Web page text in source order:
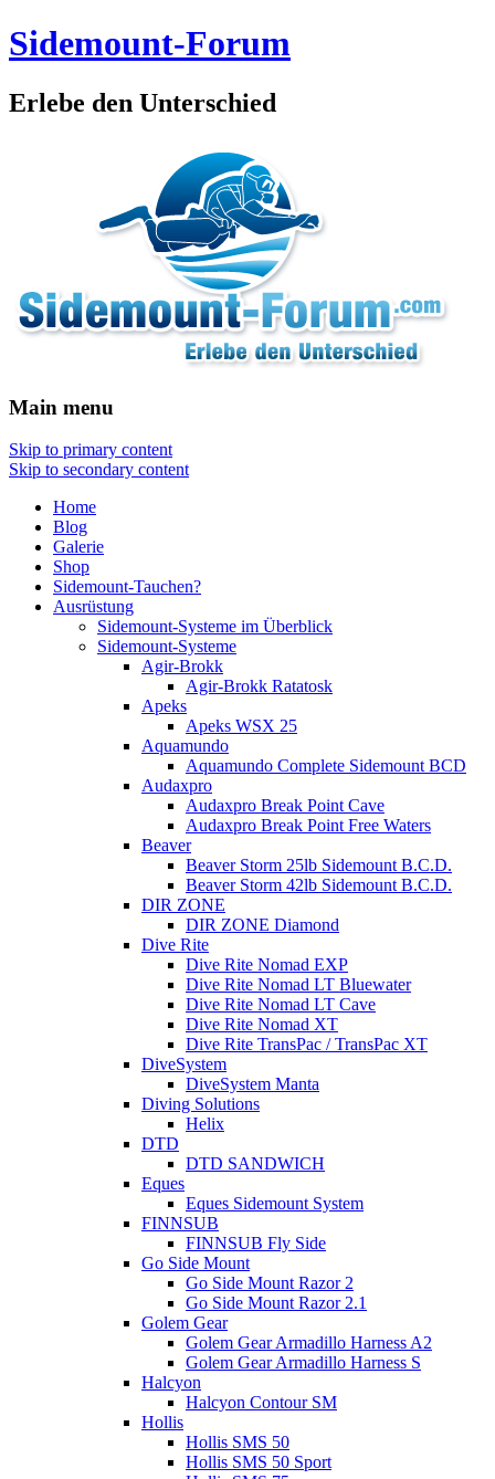
Sidemount-Forum
Erlebe den Unterschied
Main menu
Skip to primary content
Skip to secondary content
Home
Blog
Galerie
Shop
Sidemount-Tauchen?
Ausrüstung
Sidemount-Systeme im Überblick
Sidemount-Systeme
Agir-Brokk
Agir-Brokk Ratatosk
Apeks
Apeks WSX 25
Aquamundo
Aquamundo Complete Sidemount BCD
Audaxpro
Audaxpro Break Point Cave
Audaxpro Break Point Free Waters
Beaver
Beaver Storm 25lb Sidemount B.C.D.
Beaver Storm 42lb Sidemount B.C.D.
DIR ZONE
DIR ZONE Diamond
Dive Rite
Dive Rite Nomad EXP
Dive Rite Nomad LT Bluewater
Dive Rite Nomad LT Cave
Dive Rite Nomad XT
Dive Rite TransPac / TransPac XT
DiveSystem
DiveSystem Manta
Diving Solutions
Helix
DTD
DTD SANDWICH
Eques
Eques Sidemount System
FINNSUB
FINNSUB Fly Side
Go Side Mount
Go Side Mount Razor 2
Go Side Mount Razor 2.1
Golem Gear
Golem Gear Armadillo Harness A2
Golem Gear Armadillo Harness S
Halcyon
Halcyon Contour SM
Hollis
Hollis SMS 50
Hollis SMS 50 Sport